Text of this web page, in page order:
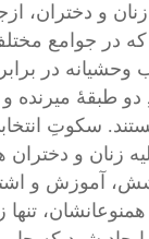
و دختران،
در جوامع
وحشیانه در
طبقهٔ میرنده و
سکوتِ
زنان و دختران
آموزش و